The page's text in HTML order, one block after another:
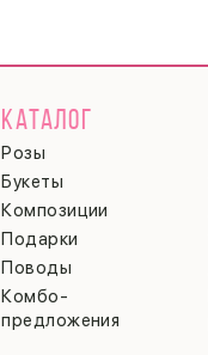
КАТАЛОГ
Розы
Букеты
Композиции
Подарки
Поводы
Комбо-
предложения